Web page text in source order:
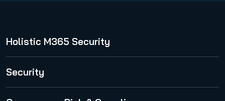
Holistic M365 Security
365 Total Protection
Security
Spam and Malware Protection